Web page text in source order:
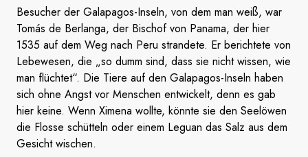
Besucher der Galapagos-Inseln, von dem man weiß, war
Tomás de Berlanga, der Bischof von Panama, der hier
1535 auf dem Weg nach Peru strandete. Er berichtete von
Lebewesen, die „so dumm sind, dass sie nicht wissen, wie
man flüchtet“. Die Tiere auf den Galapagos-Inseln haben
sich ohne Angst vor Menschen entwickelt, denn es gab
hier keine. Wenn Ximena wollte, könnte sie den Seelöwen
die Flosse schütteln oder einem Leguan das Salz aus dem
Gesicht wischen.